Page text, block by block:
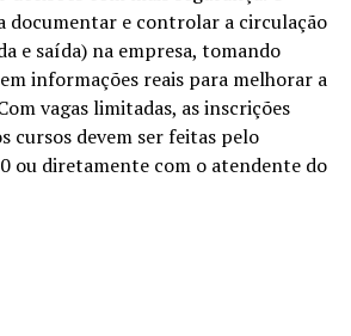
documentar e controlar a circulação
e saída) na empresa, tomando
informações reais para melhorar a
vagas limitadas, as inscrições
cursos devem ser feitas pelo
ou diretamente com o atendente do